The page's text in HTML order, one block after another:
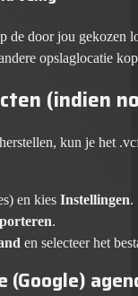
de door jou gekozen
opslaglocatie
(indien
kun je het
en kies Instellingen.
.
en selecteer het
(Google)